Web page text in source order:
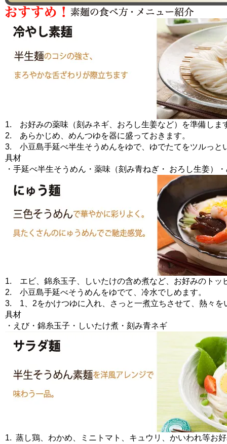
1. お好みの薬味（刻みネギ、おろし生姜など）を準備しま
2. あらかじめ、めんつゆを器に盛っておきます。
3. 小豆島手延べ半生そうめんをゆで、ゆでたてをツルっと
具材
・手延べ半生そうめん・薬味（刻み青ねぎ・ おろし生姜）
1. エビ、錦糸玉子、しいたけの含め煮など、お好みのトッ
2. 小豆島手延べそうめんをゆでて、冷水でしめます。
3. 1、2をかけつゆに入れ、さっと一煮立ちさせて、熱々を
具材
・えび・錦糸玉子・しいたけ煮・刻み青ネギ
1. 蒸し鶏、わかめ、ミニトマト、キュウリ、かいわれ等お